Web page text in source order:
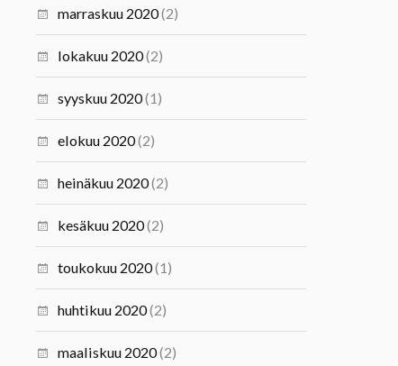
marraskuu 2020(2)
lokakuu 2020(2)
syyskuu 2020(1)
elokuu 2020(2)
heinäkuu 2020(2)
kesäkuu 2020(2)
toukokuu 2020(1)
huhtikuu 2020(2)
maaliskuu 2020(2)